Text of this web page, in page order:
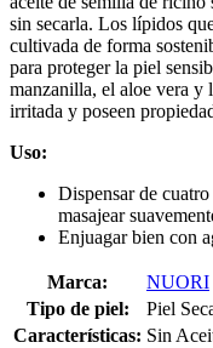
sin secarla. Los lípidos
cultivada de forma
para proteger la piel
manzanilla, el aloe vera y
irritada y poseen
Uso:
Dispensar de
masajear
Enjuagar bien con
Marca:
NUORI
Tipo de piel:
Piel
Características: Sin